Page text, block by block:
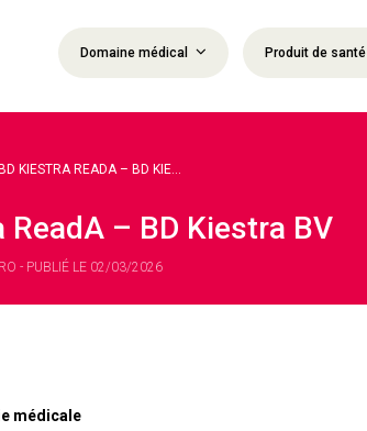
Domaine médical Produit de santé
KIESTRA READA – BD KIE...
– BD Kiestra BV
- PUBLIÉ LE 02/03/2026
médicale